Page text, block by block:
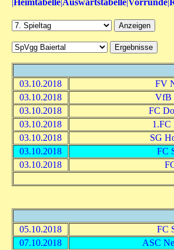
|Heimtabelle|Auswärtstabelle|Vorrunde|
03.10.2018
FV
03.10.2018
VfB
03.10.2018
FC
03.10.2018
1.FC
03.10.2018
SG
03.10.2018
FC
03.10.2018
05.10.2018
FC
07.10.2018
ASC